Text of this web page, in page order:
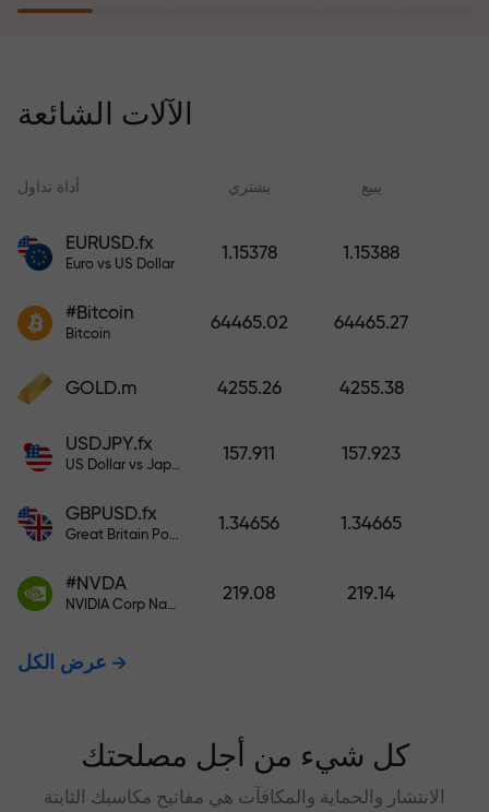
خسائرك ويضمن لك مضاعفة أرباحك
ثلاث مرات خلال ستة أشهر. تداول
مطبعياً. كلما زاد مبلغ الإيداع، زادت
الآلات الشائعة
أداة تداول يشتري يبيع
EURUSD.fx
Euro vs US Dollar
1.15378 1.15388
#Bitcoin
Bitcoin
64465.02 64465.27
GOLD.m 4255.26 4255.38
USDJPY.fx
US Dollar vs Japanese Yen
157.911 157.923
GBPUSD.fx
Great Britain Pound vs US Dollar
1.34656 1.34665
#NVDA
NVIDIA Corp Nasdaq Stock Exchange (Nasdaq) USD
219.08 219.14
عرض الكل
كل شيء من أجل مصلحتك
الانتشار والحماية والمكافآت هي مفاتيح مكاسبك الثابتة